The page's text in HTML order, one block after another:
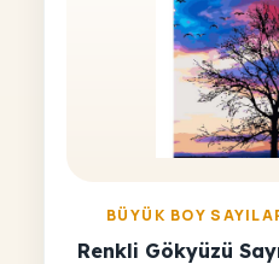
BÜYÜK BOY
Renkli Gökyüzü